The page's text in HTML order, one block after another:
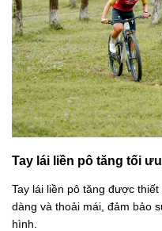
Tay lái liền pô tăng tối
Tay lái liền pô tăng được
dàng và thoải mái, đảm bảo
hình.